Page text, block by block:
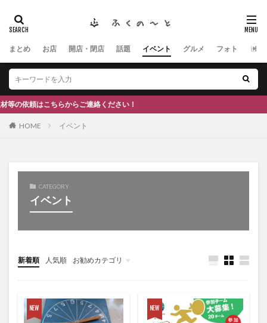
まとめ お店 開店・閉店 話題 イベント グルメ フォト ヒト
らからご連絡ください！
HOME イベント
CATEGORY
イベント
新着順 人気順 お勧めカテゴリ
未分類
タグ
#ふくの里 南砺 福野 福光
神社
南砺市、蕎麦
スキー場
#イタリアン
ひーちゃん
検索